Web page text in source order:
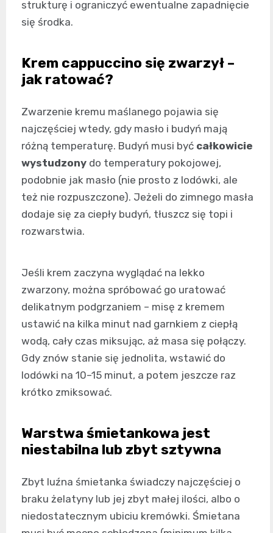
strukturę i ograniczyć ewentualne zapadnięcie
się środka.
Krem cappuccino się zwarzył –
jak ratować?
Zwarzenie kremu maślanego pojawia się
najczęściej wtedy, gdy masło i budyń mają
różną temperaturę. Budyń musi być całkowicie
wystudzony do temperatury pokojowej,
podobnie jak masło (nie prosto z lodówki, ale
też nie rozpuszczone). Jeżeli do zimnego masła
dodaje się za ciepły budyń, tłuszcz się topi i
rozwarstwia.
Jeśli krem zaczyna wyglądać na lekko
zwarzony, można spróbować go uratować
delikatnym podgrzaniem – misę z kremem
ustawić na kilka minut nad garnkiem z ciepłą
wodą, cały czas miksując, aż masa się połączy.
Gdy znów stanie się jednolita, wstawić do
lodówki na 10–15 minut, a potem jeszcze raz
krótko zmiksować.
Warstwa śmietankowa jest
niestabilna lub zbyt sztywna
Zbyt luźna śmietanka świadczy najczęściej o
braku żelatyny lub jej zbyt małej ilości, albo o
niedostatecznym ubiciu kremówki. Śmietana